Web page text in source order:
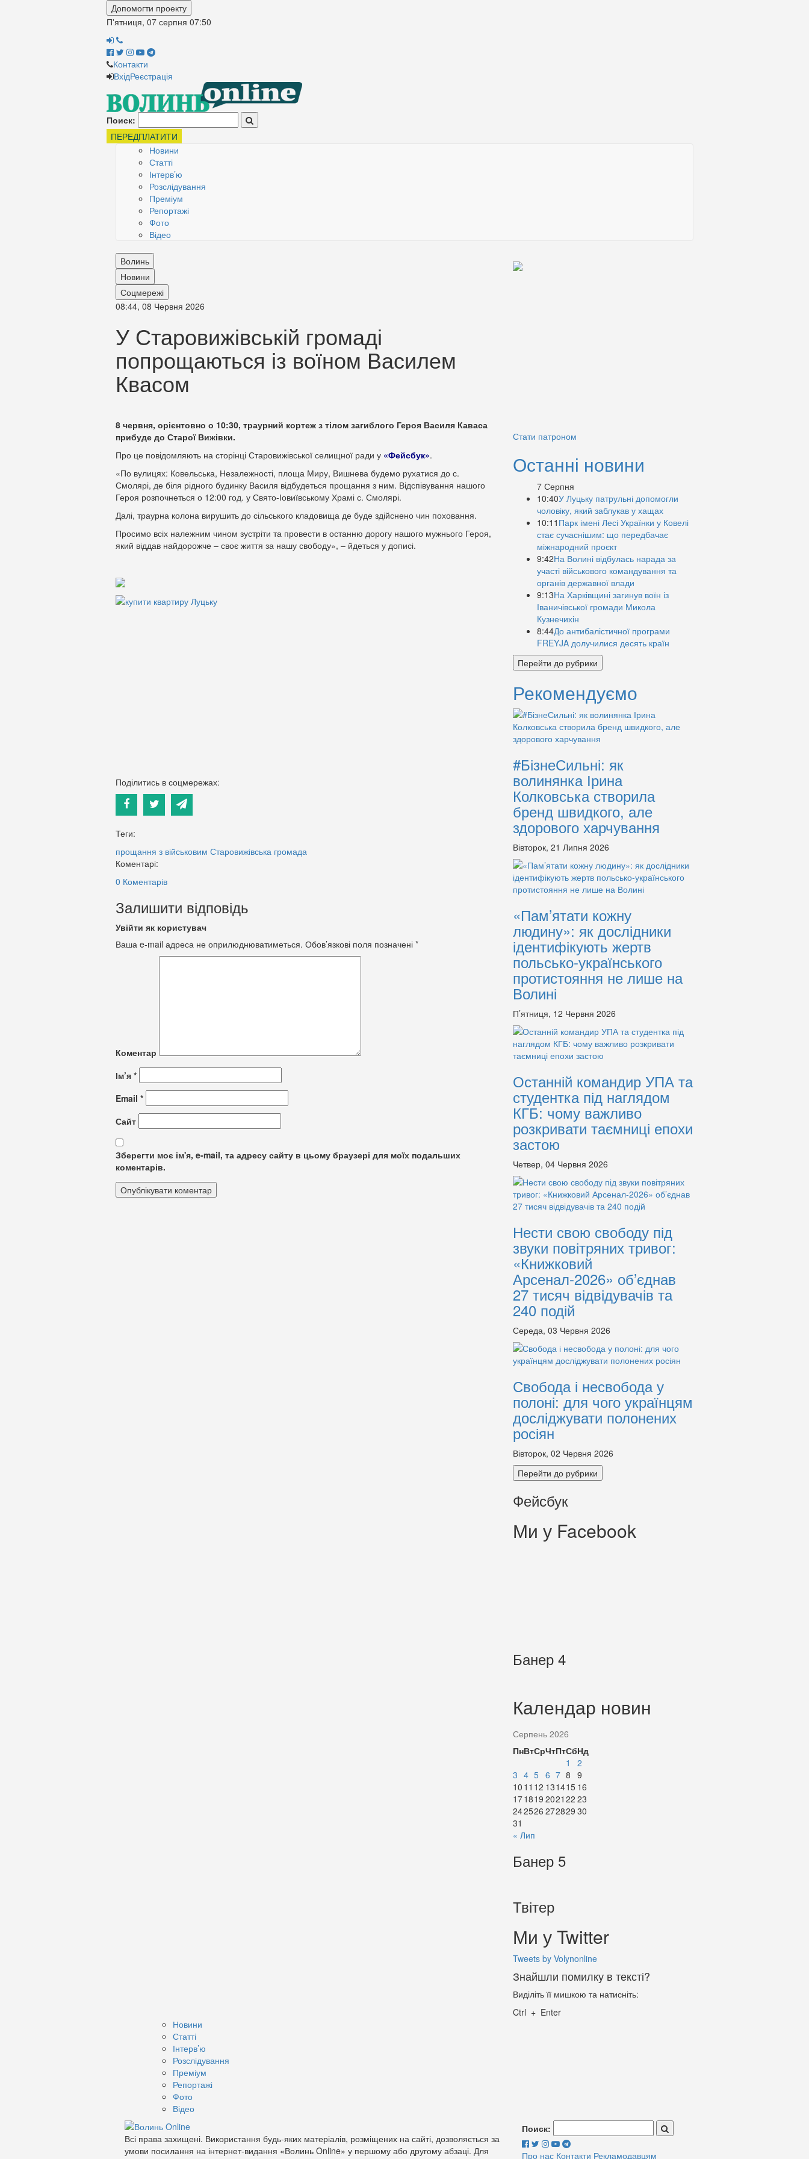
Допомогти проекту
П'ятниця, 07 серпня 07:50
Контакти
ВхідРеєстрація
Поиск:
ПЕРЕДПЛАТИТИ
Новини
Статті
Інтерв’ю
Розслідування
Преміум
Репортажі
Фото
Відео
Волинь
Новини
Соцмережі
08:44, 08 Червня 2026
У Старовижівській громаді
попрощаються із воїном Василем
Квасом
8 червня, орієнтовно о 10:30, траурний кортеж з тілом загиблого Героя Василя Каваса
прибуде до Старої Вижівки.
Про це повідомляють на сторінці Старовижівської селищної ради у «Фейсбук».
«По вулицях: Ковельська, Незалежності, площа Миру, Вишнева будемо рухатися до с.
Смолярі, де біля рідного будинку Василя відбудеться прощання з ним. Відспівування нашого
Героя розпочнеться о 12:00 год. у Свято-Іовиївському Храмі с. Смолярі.
Далі, траурна колона вирушить до сільського кладовища де буде здійснено чин поховання.
Просимо всіх належним чином зустріти та провести в останню дорогу нашого мужнього Героя,
який віддав найдорожче – своє життя за нашу свободу», – йдеться у дописі.
Поділитись в соцмережах:
Теги:
прощання з військовим Старовижівська громада
Коментарі:
0 Коментарів
Залишити відповідь
Увійти як користувач
Ваша e-mail адреса не оприлюднюватиметься. Обов’язкові поля позначені *
Коментар
Ім’я *
Email *
Сайт
Зберегти моє ім'я, e-mail, та адресу сайту в цьому браузері для моїх подальших
коментарів.
Стати патроном
Останні новини
7 Серпня
10:40У Луцьку патрульні допомогли
чоловіку, який заблукав у хащах
10:11 Парк імені Лесі Українки у Ковелі
стає сучаснішим: що передбачає
міжнародний проєкт
9:42На Волині відбулась нарада за
участі військового командування та
органів державної влади
9:13На Харківщині загинув воїн із
Іваничівської громади Микола
Кузнечихін
8:44До антибалістичної програми
FREYJA долучилися десять країн
Перейти до рубрики
Рекомендуємо
#БізнеСильні: як
волинянка Ірина
Колковська створила
бренд швидкого, але
здорового харчування
Вівторок, 21 Липня 2026
«Пам’ятати кожну
людину»: як дослідники
ідентифікують жертв
польсько-українського
протистояння не лише на
Волині
П’ятниця, 12 Червня 2026
Останній командир УПА та
студентка під наглядом
КГБ: чому важливо
розкривати таємниці епохи
застою
Четвер, 04 Червня 2026
Нести свою свободу під
звуки повітряних тривог:
«Книжковий
Арсенал-2026» об’єднав
27 тисяч відвідувачів та
240 подій
Середа, 03 Червня 2026
Свобода і несвобода у
полоні: для чого українцям
досліджувати полонених
росіян
Вівторок, 02 Червня 2026
Перейти до рубрики
Фейсбук
Ми у Facebook
Банер 4
Календар новин
Серпень 2026
ПнВтСрЧтПтСбНд
1
2
3 4 5 6 7 8 9
10 11 12 131415 16
171819 2021 22 23
242526 272829 30
31
« Лип
Банер 5
Твітер
Ми у Twitter
Tweets by Volynonline
Знайшли помилку в тексті?
Виділіть її мишкою та натисніть:
Ctrl + Enter
Новини
Статті
Інтерв’ю
Розслідування
Преміум
Репортажі
Фото
Відео
Всі права захищені. Використання будь-яких матеріалів, розміщених на сайті, дозволяється за
умови посилання на інтернет-видання «Волинь Online» у першому або другому абзаці. Для
Поиск:
Про нас Контакти Рекламодавцям